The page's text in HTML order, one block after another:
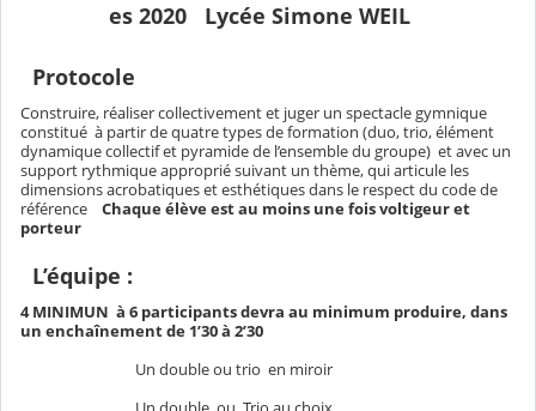
es 2020 Lycée Simone WEIL
Protocole
Construire, réaliser collectivement et juger un spectacle gymnique
constitué à partir de quatre types de formation (duo, trio, élément
dynamique collectif et pyramide de l’ensemble du groupe) et avec un
support rythmique approprié suivant un thème, qui articule les
dimensions acrobatiques et esthétiques dans le respect du code de
référence Chaque élève est au moins une fois voltigeur et
porteur
L’équipe :
4 MINIMUN à 6 participants devra au minimum produire, dans
un enchaînement de 1’30 à 2’30
Un double ou trio en miroir